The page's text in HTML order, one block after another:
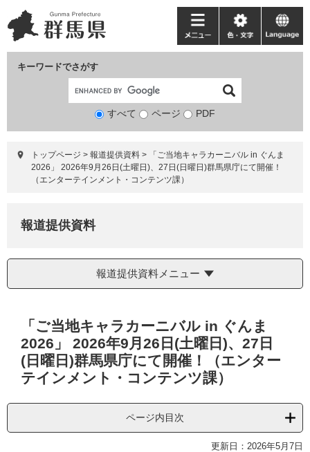
ー
ジ
ニ
ュ
て
キーワードでさがす
検
象
すべて ページ PDF
メ
ニ
ー
色・
文
language
トップページ > 報道提供資料 >
「ご当地キャラカーニバル in ぐんま
2026」 2026年9月26日(土曜日)、27日(日曜日)群馬県庁にて開催！
（エンターテインメント・コンテンツ課）
報道提供資料
報道提供資料メニュー
「ご当地キャラカーニバル in ぐんま
2026」 2026年9月26日(土曜日)、27日
(日曜日)群馬県庁にて開催！（エンター
テインメント・コンテンツ課）
ページ内目次
更新日：2026年5月7日